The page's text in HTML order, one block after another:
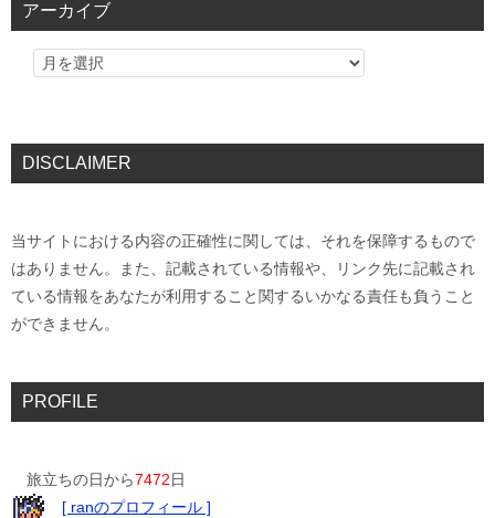
アーカイブ
DISCLAIMER
当サイトにおける内容の正確性に関しては、それを保障するもので
はありません。また、記載されている情報や、リンク先に記載され
ている情報をあなたが利用すること関するいかなる責任も負うこと
ができません。
PROFILE
旅立ちの日から7472日
[ ranのプロフィール ]